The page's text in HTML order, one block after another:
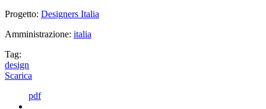
Progetto: Designers Italia
Amministrazione: italia
Tag:
design
Scarica
pdf